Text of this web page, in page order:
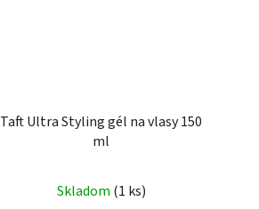
Taft Ultra Styling gél na vlasy 150
ml
Skladom (1 ks)